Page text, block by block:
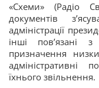
«Схеми» (Радіо
документів
адміністрації
інші пов’язані
призначення
адміністративні
їхнього звільнення.